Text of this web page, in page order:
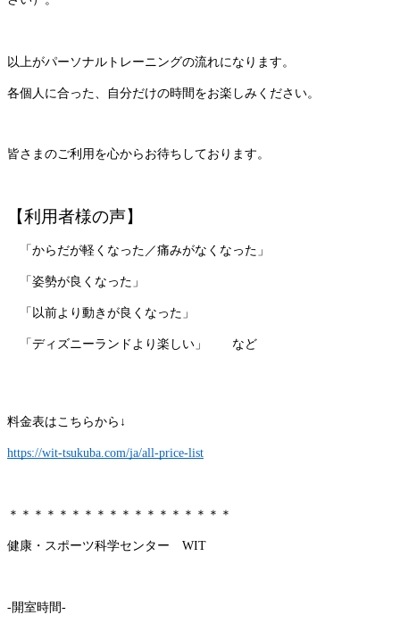
以上がパーソナルトレーニングの流れになります。
各個人に合った、自分だけの時間をお楽しみください。
皆さまのご利用を心からお待ちしております。
【利用者様の声】
「からだが軽くなった／痛みがなくなった」
「姿勢が良くなった」
「以前より動きが良くなった」
「ディズニーランドより楽しい」　　など
料金表はこちらから↓
https://wit-tsukuba.com/ja/all-price-list
＊＊＊＊＊＊＊＊＊＊＊＊＊＊＊＊＊＊
健康・スポーツ科学センター　WIT
-開室時間-